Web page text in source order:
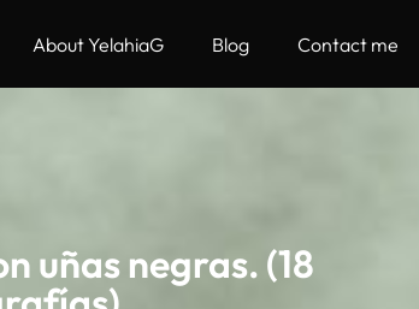
About YelahiaG Blog Contact me
uñas negras. (18